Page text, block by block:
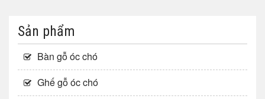
Sản phẩm
Bàn gỗ óc chó
Ghế gỗ óc chó